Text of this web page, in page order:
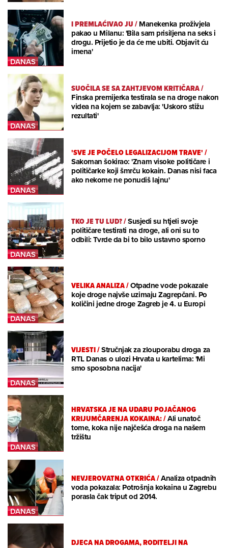
I PREMLAĆIVAO JU/Manekenka proživjela
pakao u Milanu: 'Bila sam prisiljena na seks i
drogu. Prijetio je da će me ubiti. Objavit ću
imena'
SUOČILA SE SA ZAHTJEVOM KRITIČARA/
Finska premijerka testirala se na droge nakon
videa na kojem se zabavlja: 'Uskoro stižu
rezultati'
'SVE JE POČELO LEGALIZACIJOM TRAVE'/
Sakoman šokirao: 'Znam visoke političare i
političarke koji šmrču kokain. Danas nisi faca
ako nekome ne ponudiš lajnu'
TKO JE TU LUD?/Susjedi su htjeli svoje
političare testirati na droge, ali oni su to
odbili: Tvrde da bi to bilo ustavno sporno
VELIKA ANALIZA/Otpadne vode pokazale
koje droge najvše uzimaju Zagrepčani. Po
količini jedne droge Zagreb je 4. u Europi
VIJESTI/Stručnjak za zlouporabu droga za
RTL Danas o ulozi Hrvata u kartelima: 'Mi
smo sposobna nacija'
HRVATSKA JE NA UDARU POJAČANOG
KRIJUMČARENJA KOKAINA:/Ali unatoč
tome, koka nije najčešća droga na našem
tržištu
NEVJEROVATNA OTKRIĆA/Analiza otpadnih
voda pokazala: Potrošnja kokaina u Zagrebu
porasla čak triput od 2014.
DJECA NA DROGAMA, RODITELJI NA